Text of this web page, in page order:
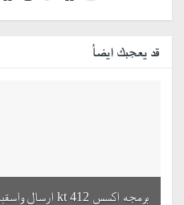
قد يعجبك ايضاُ
برمجه اكسس kt 412 ارسال واسقبال